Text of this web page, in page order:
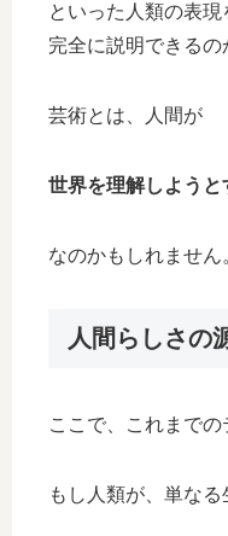
といった人類の表現
完全に説明できるの
芸術とは、人間が
世界を理解しようと
なのかもしれません
人間らしさの
ここで、これまでの
もし人類が、単なる